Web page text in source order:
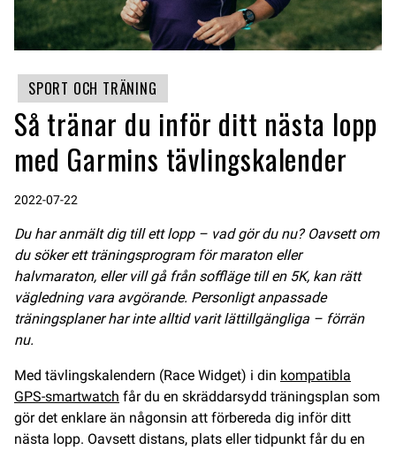
SPORT OCH TRÄNING
Så tränar du inför ditt nästa lopp
med Garmins tävlingskalender
2022-07-22
Du har anmält dig till ett lopp – vad gör du nu? Oavsett om
du söker ett träningsprogram för maraton eller
halvmaraton, eller vill gå från soffläge till en 5K, kan rätt
vägledning vara avgörande. Personligt anpassade
träningsplaner har inte alltid varit lättillgängliga – förrän
nu.
Med tävlingskalendern (Race Widget) i din kompatibla
GPS-smartwatch får du en skräddarsydd träningsplan som
gör det enklare än någonsin att förbereda dig inför ditt
nästa lopp. Oavsett distans, plats eller tidpunkt får du en